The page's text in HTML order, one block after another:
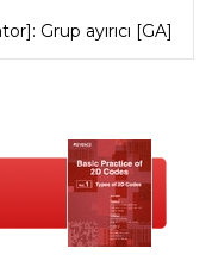
Grup ayırıcı [GA]